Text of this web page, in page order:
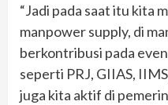
“Jadi pada saat itu kita
manpower supply, di
berkontribusi pada
seperti PRJ, GIIAS,
juga kita aktif di